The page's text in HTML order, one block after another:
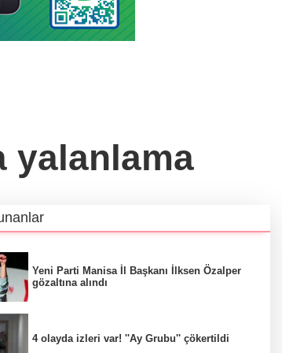
yalanlama
Yeni Parti Manisa İl Başkanı İlksen Özalper
gözaltına alındı
4 olayda izleri var! ''Ay Grubu'' çökertildi